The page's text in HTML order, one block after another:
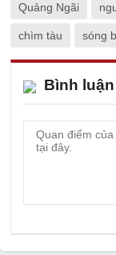
Quảng Ngãi
chìm tàu sóng
Bình luận